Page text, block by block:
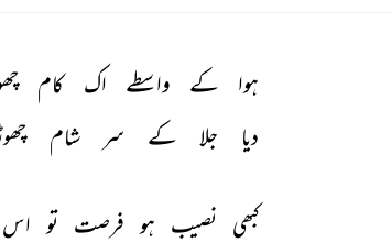
ہوا کے واسطے اک کام
دیا
جلا کے سر شام
کبھی نصیب ہو فرصت تو